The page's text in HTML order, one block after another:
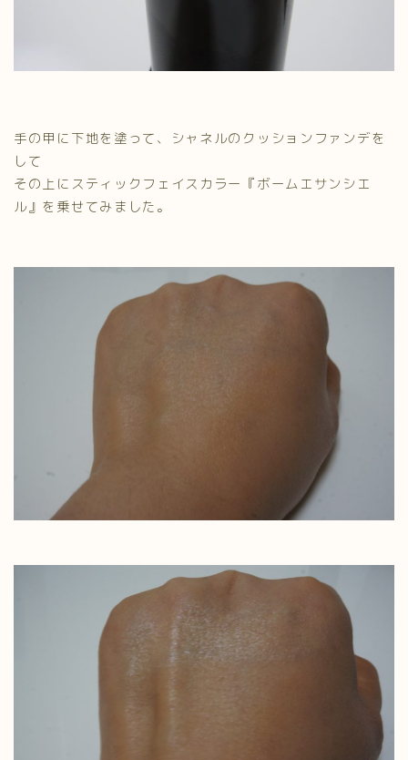
手の甲に下地を塗って、シャネルのクッションファンデを
して
その上にスティックフェイスカラー『ボームエサンシエ
ル』を乗せてみました。